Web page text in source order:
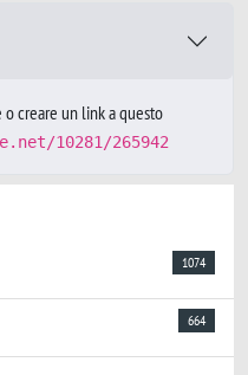
creare un link a questo
10281/265942
1074
664